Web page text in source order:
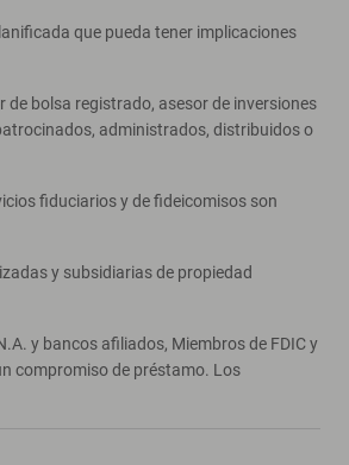
que pueda tener implicaciones
de bolsa registrado, asesor de inversiones
administrados, distribuidos o
fiduciarios y de fideicomisos son
y subsidiarias de propiedad
y bancos afiliados, Miembros de FDIC y
compromiso de préstamo. Los